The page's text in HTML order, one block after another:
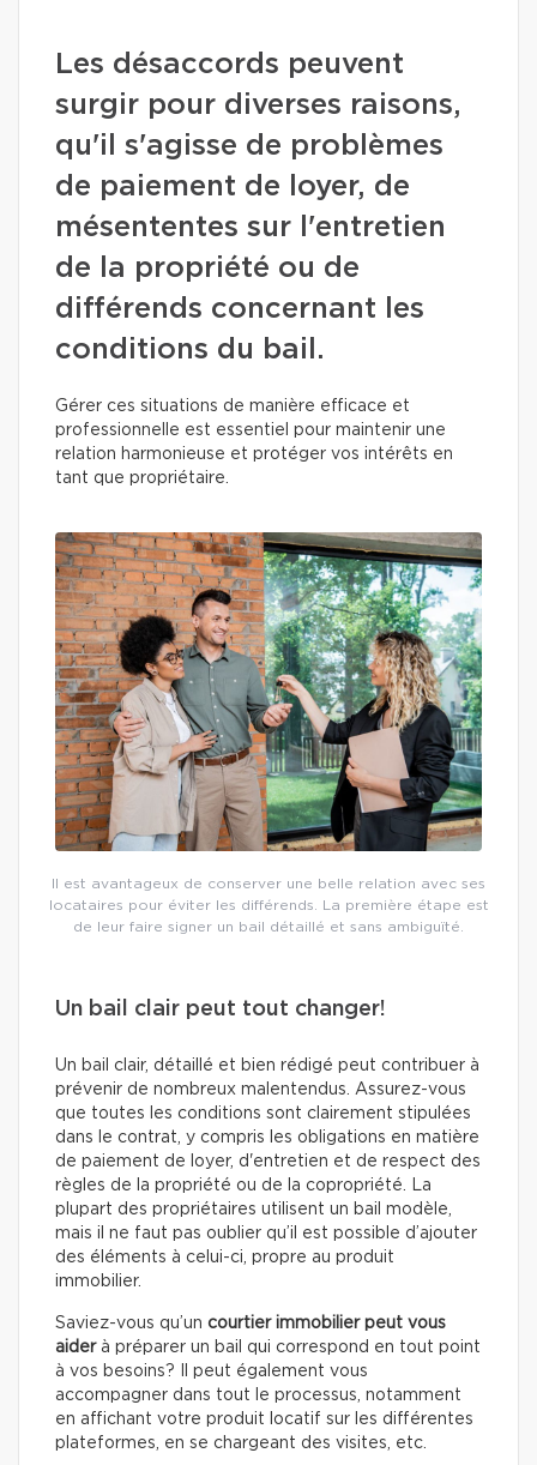
Les désaccords peuvent
surgir pour diverses raisons,
qu'il s'agisse de problèmes
de paiement de loyer, de
mésententes sur l'entretien
de la propriété ou de
différends concernant les
conditions du bail.
Gérer ces situations de manière efficace et
professionnelle est essentiel pour maintenir une
relation harmonieuse et protéger vos intérêts en
tant que propriétaire.
Il est avantageux de conserver une belle relation avec ses
locataires pour éviter les différends. La première étape est
de leur faire signer un bail détaillé et sans ambiguïté.
Un bail clair peut tout changer!
Un bail clair, détaillé et bien rédigé peut contribuer à
prévenir de nombreux malentendus. Assurez-vous
que toutes les conditions sont clairement stipulées
dans le contrat, y compris les obligations en matière
de paiement de loyer, d'entretien et de respect des
règles de la propriété ou de la copropriété. La
plupart des propriétaires utilisent un bail modèle,
mais il ne faut pas oublier qu’il est possible d’ajouter
des éléments à celui-ci, propre au produit
immobilier.
Saviez-vous qu’un courtier immobilier peut vous
aiderà préparer un bail qui correspond en tout point
à vos besoins? Il peut également vous
accompagner dans tout le processus, notamment
en affichant votre produit locatif sur les différentes
plateformes, en se chargeant des visites, etc.